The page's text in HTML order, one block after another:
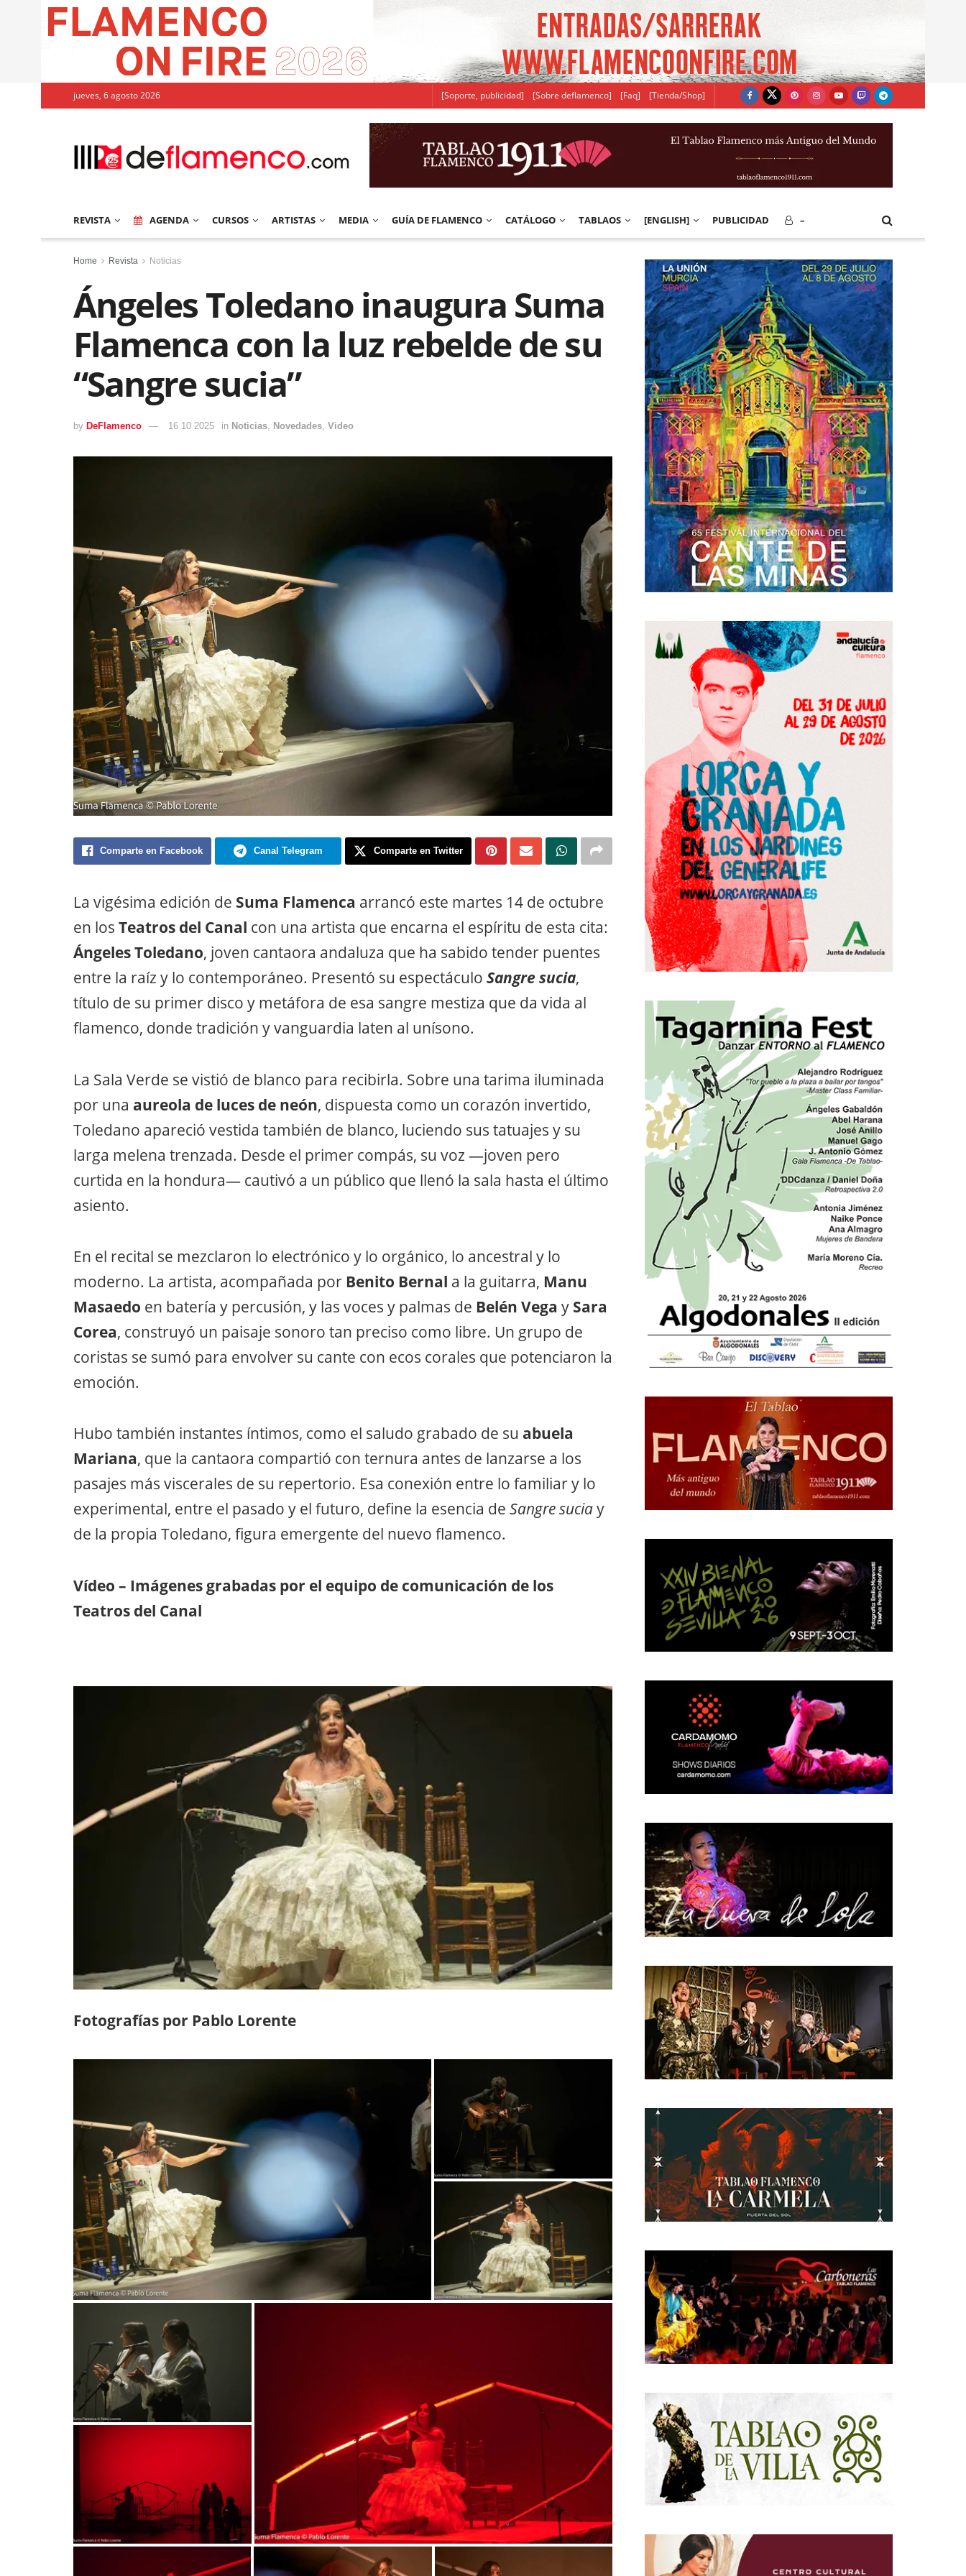
jueves, 6 agosto 2026 [Soporte, publicidad] [Sobre deflamenco] [Faq] [Tienda/Shop]
REVISTA AGENDA CURSOS ARTISTAS MEDIA GUÍA DE FLAMENCO CATÁLOGO TABLAOS [ENGLISH] PUBLICIDAD –
Home Revista Noticias
Ángeles Toledano inaugura Suma
Flamenca con la luz rebelde de su
“Sangre sucia”
by DeFlamenco 16 10 2025 in Noticias, Novedades, Video
Comparte en Facebook Canal Telegram Comparte en Twitter
La vigésima edición de Suma Flamenca arrancó este martes 14 de octubre
en los Teatros del Canal con una artista que encarna el espíritu de esta cita:
Ángeles Toledano, joven cantaora andaluza que ha sabido tender puentes
entre la raíz y lo contemporáneo. Presentó su espectáculo Sangre sucia,
título de su primer disco y metáfora de esa sangre mestiza que da vida al
flamenco, donde tradición y vanguardia laten al unísono.
La Sala Verde se vistió de blanco para recibirla. Sobre una tarima iluminada
por una aureola de luces de neón, dispuesta como un corazón invertido,
Toledano apareció vestida también de blanco, luciendo sus tatuajes y su
larga melena trenzada. Desde el primer compás, su voz —joven pero
curtida en la hondura— cautivó a un público que llenó la sala hasta el último
asiento.
En el recital se mezclaron lo electrónico y lo orgánico, lo ancestral y lo
moderno. La artista, acompañada por Benito Bernal a la guitarra, Manu
Masaedo en batería y percusión, y las voces y palmas de Belén Vega y Sara
Corea, construyó un paisaje sonoro tan preciso como libre. Un grupo de
coristas se sumó para envolver su cante con ecos corales que potenciaron la
emoción.
Hubo también instantes íntimos, como el saludo grabado de su abuela
Mariana, que la cantaora compartió con ternura antes de lanzarse a los
pasajes más viscerales de su repertorio. Esa conexión entre lo familiar y lo
experimental, entre el pasado y el futuro, define la esencia de Sangre suciay
de la propia Toledano, figura emergente del nuevo flamenco.
Vídeo – Imágenes grabadas por el equipo de comunicación de los
Teatros del Canal
Fotografías por Pablo Lorente